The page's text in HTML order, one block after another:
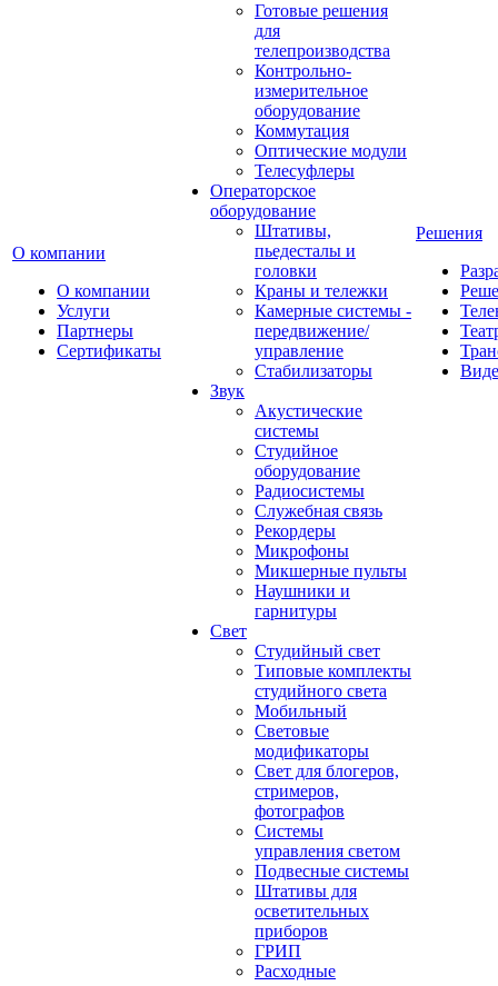
О компании
О компании
Услуги
Партнеры
Сертификаты
Готовые решения
для
телепроизводства
Контрольно-
измерительное
оборудование
Коммутация
Оптические модули
Телесуфлеры
Операторское
оборудование
Штативы,
пьедесталы и
головки
Краны и тележки
Камерные системы -
передвижение/
управление
Стабилизаторы
Звук
Акустические
системы
Студийное
оборудование
Радиосистемы
Служебная связь
Рекордеры
Микрофоны
Микшерные пульты
Наушники и
гарнитуры
Свет
Студийный свет
Типовые комплекты
студийного света
Мобильный
Световые
модификаторы
Свет для блогеров,
стримеров,
фотографов
Системы
управления светом
Подвесные системы
Штативы для
осветительных
приборов
ГРИП
Расходные
Решения